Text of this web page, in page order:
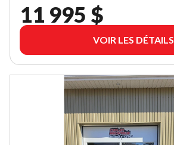
11 995 $
VOIR LES DÉTAILS